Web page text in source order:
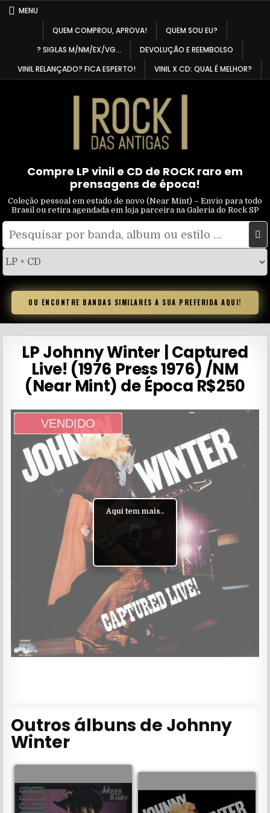
SkipMENU
QUEM COMPROU, APROVA!
QUEM SOU EU?
? SIGLAS M/NM/EX/VG…
DEVOLUÇÃO E REEMBOLSO
VINIL RELANÇADO? FICA ESPERTO!
VINIL X CD: QUAL É MELHOR?
Compre LP vinil e CD de ROCK raro em
prensagens de época!
Coleção pessoal em estado de novo (Near Mint) – Envio para todo
Brasil ou retira agendada em loja parceira na Galeria do Rock SP
Pesquisar
tipo
OU ENCONTRE BANDAS SIMILARES A SUA PREFERIDA AQUI!
LP Johnny Winter | Captured
Live! (1976 Press 1976) /NM
(Near Mint) de Época R$250
VENDIDO
Aqui tem mais..
👇
Outros álbuns de Johnny
Winter